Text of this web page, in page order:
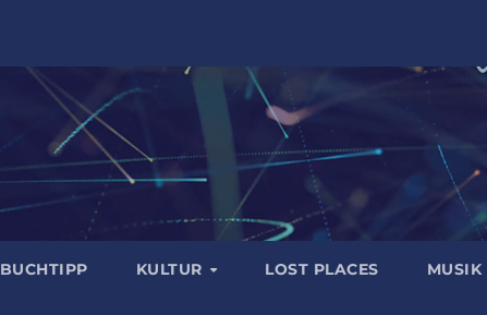
BUCHTIPP KULTUR LOST PLACES MUSIK